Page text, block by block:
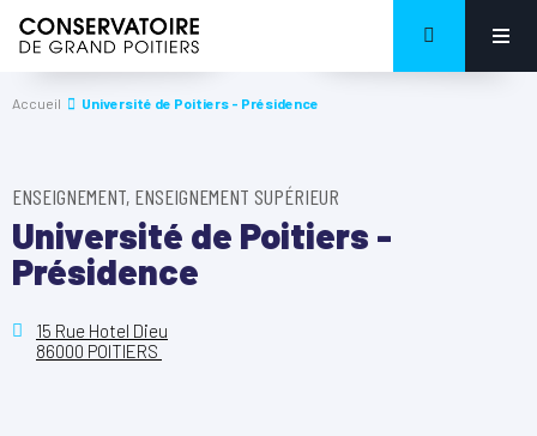
Accueil Université de Poitiers - Présidence
ENSEIGNEMENT, ENSEIGNEMENT SUPÉRIEUR
Université de Poitiers -
Présidence
15 Rue Hotel Dieu
86000 POITIERS